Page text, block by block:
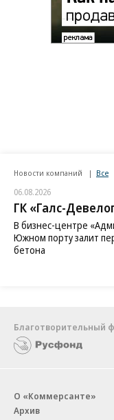
Новости компаний Все
06.08.2026
ГК «Галс-
В бизнес-центре
Южном порту залит
бетона
Благотворительный
О «Коммерсанте»
Архив